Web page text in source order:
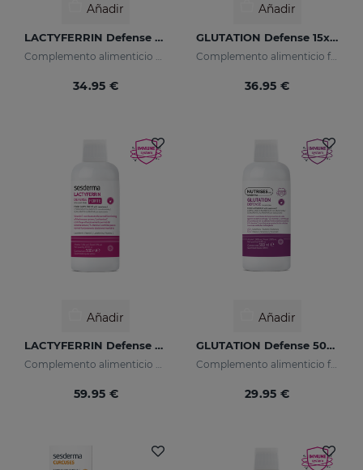
Añadir
LACTYFERRIN Defense Forte 250ml
34.95 €
Añadir
GLUTATION Defense 15x20ml
Complemento alimenticio formulado con glutatión y vitamina C encapsuladas
36.95 €
Añadir
LACTYFERRIN Defense Forte 500ml
Complemento alimenticio con lactoferrina encapsulada
59.95 €
Añadir
GLUTATION Defense 500ml
Complemento alimenticio formulado con glutatión y vitamina C encapsuladas
29.95 €